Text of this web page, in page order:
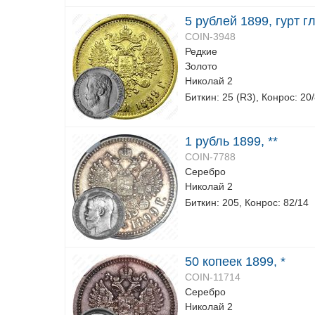
5 рублей 1899, гурт
COIN-3948
Редкие
Золото
Николай 2
Биткин: 25 (R3), Конрос:
1 рубль 1899, **
COIN-7788
Серебро
Николай 2
Биткин: 205, Конрос: 82/14
50 копеек 1899, *
COIN-11714
Серебро
Николай 2